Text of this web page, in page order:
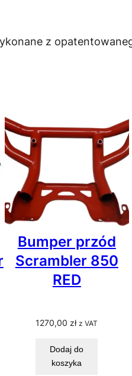
z
Bumper przód
Scrambler 850
RED
1270,00zł z VAT
Dodaj do
koszyka